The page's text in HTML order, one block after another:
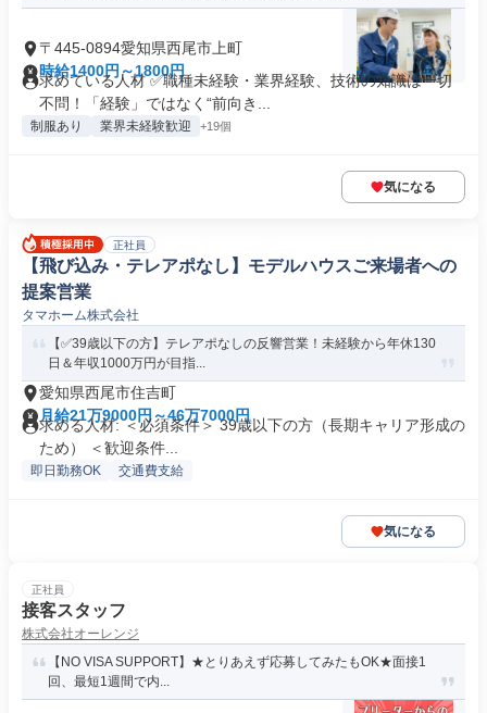
〒445-0894愛知県西尾市上町
時給1400円～1800円
求めている人材 ✅職種未経験・業界経験、技術の知識は一切
不問！「経験」ではなく“前向き...
制服あり 業界未経験歓迎 +19個
気になる
正社員
【飛び込み・テレアポなし】モデルハウスご来場者への
提案営業
タマホーム株式会社
【✅39歳以下の方】テレアポなしの反響営業！未経験から年休130
日＆年収1000万円が目指...
愛知県西尾市住吉町
月給21万9000円～46万7000円
求める人材: ＜必須条件＞ 39歳以下の方（長期キャリア形成の
ため） ＜歓迎条件...
即日勤務OK 交通費支給
気になる
正社員
接客スタッフ
株式会社オーレンジ
【NO VISA SUPPORT】★とりあえず応募してみたもOK★面接1
回、最短1週間で内...